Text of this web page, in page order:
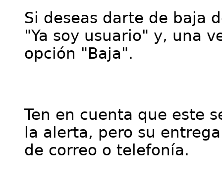
Si deseas darte de baja
"Ya soy usuario" y, una
opción "Baja".
Ten en cuenta que este
la alerta, pero su
de correo o telefonía.